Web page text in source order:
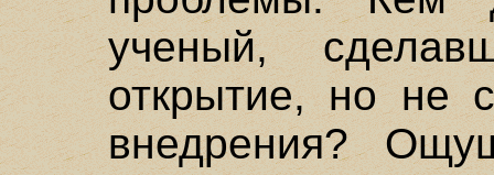
ученый,
открытие, но не
внедрения?